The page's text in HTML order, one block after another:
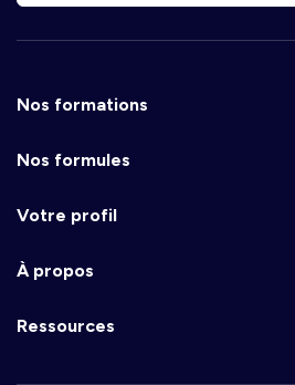
Nos formations
Nos formules
Votre profil
À propos
Ressources